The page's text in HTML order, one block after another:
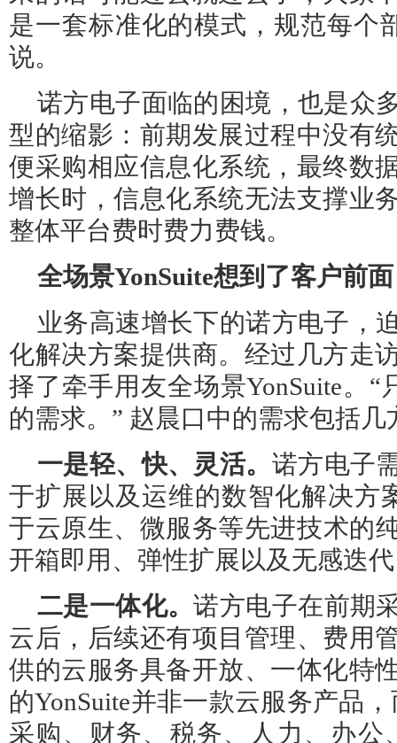
是一套标准化的模式，规范每个
说。
诺方电子面临的困境，也是众
型的缩影：前期发展过程中没有
便采购相应信息化系统，最终数
增长时，信息化系统无法支撑业
整体平台费时费力费钱。
全场景YonSuite想到了客户前面
业务高速增长下的诺方电子，
化解决方案提供商。经过几方走
择了牵手用友全场景YonSuite。“
的需求。” 赵晨口中的需求包括几
一是轻、快、灵活。 诺方电子
于扩展以及运维的数智化解决方
于云原生、微服务等先进技术的
开箱即用、弹性扩展以及无感迭
二是一体化。诺方电子在前期
云后，后续还有项目管理、费用
供的云服务具备开放、一体化特
的YonSuite并非一款云服务产品
采购、财务、税务、人力、办公